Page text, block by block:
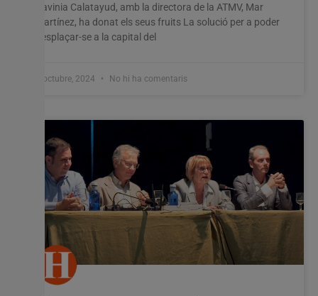
Davinia Calatayud, amb la directora de la ATMV, Mar
Martínez, ha donat els seus fruits La solució per a poder
desplaçar-se a la capital del
8 octubre, 2024 No hi ha comentaris